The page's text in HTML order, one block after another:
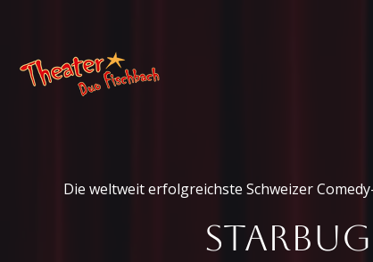
Die weltweit erfolgreichste Schweizer